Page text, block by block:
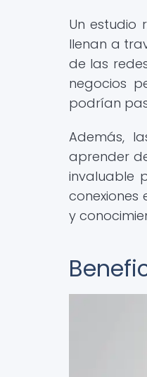
Un estudio
llenan a
de las
negocios
podrían
Además,
aprender
invaluable
conexiones
y